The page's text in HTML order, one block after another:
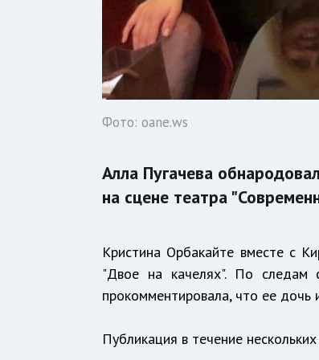
Фото: oane.ws
Алла Пугачева
на сцене театра
Кристина Орбакайте вместе с
"Двое на качелях". По следам
прокомментировала, что ее дочь
Публикация в течение